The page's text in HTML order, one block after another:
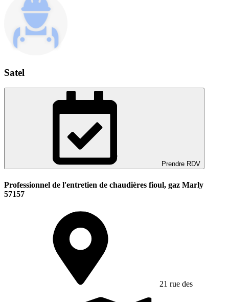
Satel
Prendre RDV
Professionnel de l'entretien de chaudières fioul, gaz Marly
57157
21 rue des